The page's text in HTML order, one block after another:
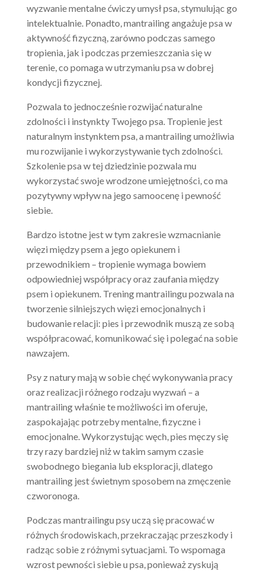
wyzwanie mentalne ćwiczy umysł psa, stymulując go
intelektualnie. Ponadto, mantrailing angażuje psa w
aktywność fizyczną, zarówno podczas samego
tropienia, jak i podczas przemieszczania się w
terenie, co pomaga w utrzymaniu psa w dobrej
kondycji fizycznej.
Pozwala to jednocześnie rozwijać naturalne
zdolności i instynkty Twojego psa. Tropienie jest
naturalnym instynktem psa, a mantrailing umożliwia
mu rozwijanie i wykorzystywanie tych zdolności.
Szkolenie psa w tej dziedzinie pozwala mu
wykorzystać swoje wrodzone umiejętności, co ma
pozytywny wpływ na jego samoocenę i pewność
siebie.
Bardzo istotne jest w tym zakresie wzmacnianie
więzi między psem a jego opiekunem i
przewodnikiem – tropienie wymaga bowiem
odpowiedniej współpracy oraz zaufania między
psem i opiekunem. Trening mantrailingu pozwala na
tworzenie silniejszych więzi emocjonalnych i
budowanie relacji: pies i przewodnik muszą ze sobą
współpracować, komunikować się i polegać na sobie
nawzajem.
Psy z natury mają w sobie chęć wykonywania pracy
oraz realizacji różnego rodzaju wyzwań – a
mantrailing właśnie te możliwości im oferuje,
zaspokajając potrzeby mentalne, fizyczne i
emocjonalne. Wykorzystując węch, pies męczy się
trzy razy bardziej niż w takim samym czasie
swobodnego biegania lub eksploracji, dlatego
mantrailing jest świetnym sposobem na zmęczenie
czworonoga.
Podczas mantrailingu psy uczą się pracować w
różnych środowiskach, przekraczając przeszkody i
radząc sobie z różnymi sytuacjami. To wspomaga
wzrost pewności siebie u psa, ponieważ zyskują